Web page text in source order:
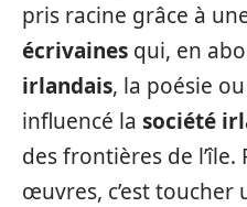
pris racine grâce à
écrivaines qui, en
irlandais, la poésie
influencé la société
des frontières de
œuvres, c’est toucher